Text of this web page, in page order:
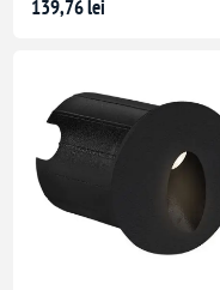
139,76 lei